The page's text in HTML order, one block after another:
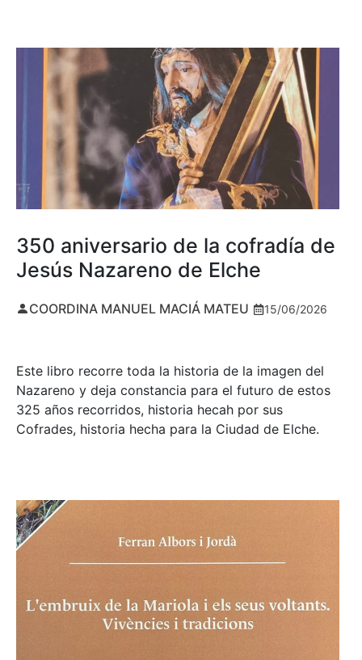
350 aniversario de la cofradía de
Jesús Nazareno de Elche
COORDINA MANUEL MACIÁ MATEU 15/06/2026
Este libro recorre toda la historia de la imagen del
Nazareno y deja constancia para el futuro de estos
325 años recorridos, historia hecah por sus
Cofrades, historia hecha para la Ciudad de Elche.